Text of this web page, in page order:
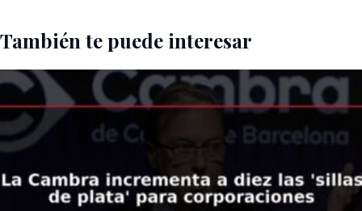
También te puede interesar